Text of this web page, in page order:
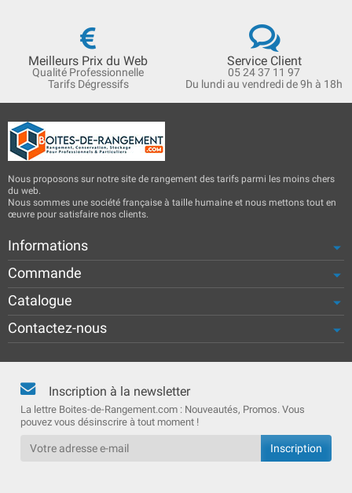
Meilleurs Prix du Web
Qualité Professionnelle
Tarifs Dégressifs
Service Client
05 24 37 11 97
Du lundi au vendredi de 9h à 18h
Nous proposons sur notre site de rangement des tarifs parmi les moins chers
du web.
Nous sommes une société française à taille humaine et nous mettons tout en
œuvre pour satisfaire nos clients.
Informations
Commande
Catalogue
Contactez-nous
Inscription à la newsletter
La lettre Boites-de-Rangement.com : Nouveautés, Promos. Vous
pouvez vous désinscrire à tout moment !